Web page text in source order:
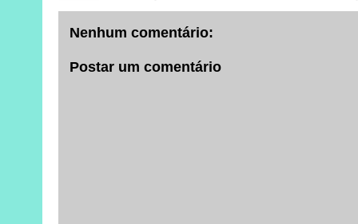
Nenhum comentário:
Postar um comentário